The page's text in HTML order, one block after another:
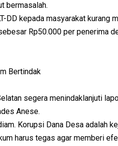
bermasalah.
DD kepada masyarakat kurang
Rp50.000 per penerima
Bertindak
segera menindaklanjuti
Anese.
Korupsi Dana Desa adalah
harus tegas agar memberi